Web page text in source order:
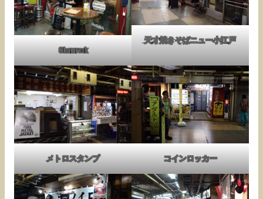
Shamrock
天才焼きそばニュー小江戸
メトロスタンプ コインロッカー